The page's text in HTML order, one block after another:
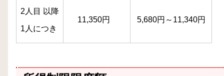
2人目 以降
1人につき
11,350円 5,680円～11,340円